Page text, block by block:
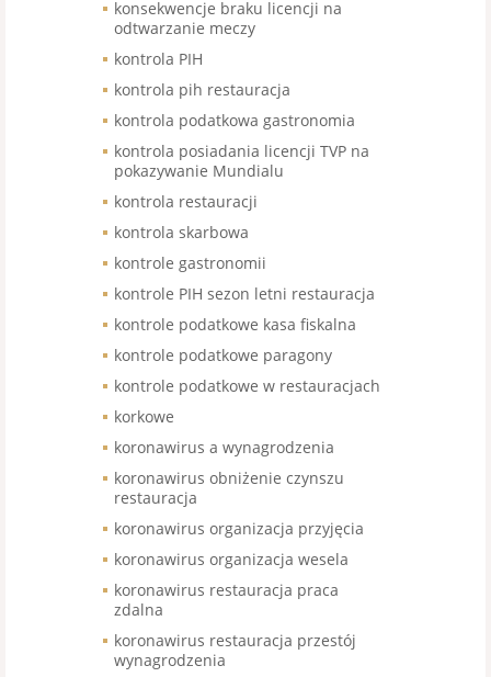
konsekwencje braku licencji na
odtwarzanie meczy
kontrola PIH
kontrola pih restauracja
kontrola podatkowa gastronomia
kontrola posiadania licencji TVP na
pokazywanie Mundialu
kontrola restauracji
kontrola skarbowa
kontrole gastronomii
kontrole PIH sezon letni restauracja
kontrole podatkowe kasa fiskalna
kontrole podatkowe paragony
kontrole podatkowe w restauracjach
korkowe
koronawirus a wynagrodzenia
koronawirus obniżenie czynszu
restauracja
koronawirus organizacja przyjęcia
koronawirus organizacja wesela
koronawirus restauracja praca
zdalna
koronawirus restauracja przestój
wynagrodzenia